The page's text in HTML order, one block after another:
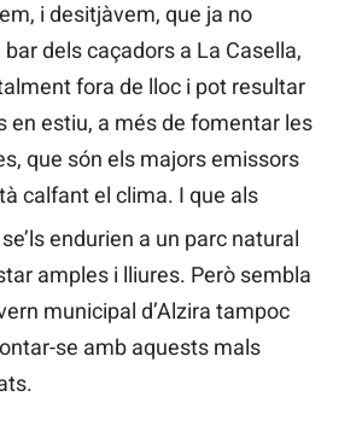
i desitjàvem, que ja no
bar dels caçadors a La Casella,
fora de lloc i pot resultar
en estiu, a més de fomentar les
que són els majors emissors
calfant el clima. I que als
endurien a un parc natural
amples i lliures. Però sembla
municipal d’Alzira tampoc
se amb aquests mals